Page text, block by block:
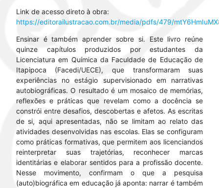
Link de acesso direto à obra:
https://editorailustracao.com.br/media/pdfs/479/
Ensinar é também aprender sobre si. Este livro reúne
quinze capítulos produzidos por estudantes da
Licenciatura em Química da Faculdade de Educação de
Itapipoca (Facedi/UECE), que transformaram suas
experiências no estágio supervisionado em narrativas
autobiográficas. O resultado é um mosaico de memórias,
reflexões e práticas que revelam como a docência se
constrói entre desafios, descobertas e afetos. As escritas
de si, aqui apresentadas, não se limitam ao relato das
atividades desenvolvidas nas escolas. Elas se configuram
como práticas formativas, que permitem aos licenciandos
reinterpretar suas trajetórias, reconhecer marcas
identitárias e elaborar sentidos para a profissão docente.
Nesse movimento, confirmam o que a pesquisa
(auto)biográfica em educação já aponta: narrar é também